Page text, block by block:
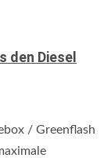
den Diesel
/ Greenflash